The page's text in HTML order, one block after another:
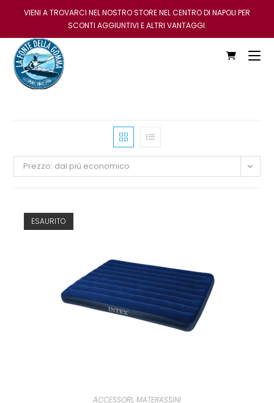
VIENI A TROVARCI NEL NOSTRO STORE NEL CENTRO DI NAPOLI PER
SCONTI AGGIUNTIVI E ALTRI VANTAGGI.
Prezzo: dal più economico
ESAURITO
LEGGI TUTTO
ACCESSORI, MATERASSINI